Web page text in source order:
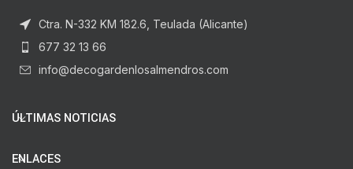
Ctra. N-332 KM 182.6, Teulada (Alicante)
677 32 13 66
info@decogardenlosalmendros.com
ÚLTIMAS NOTICIAS
ENLACES